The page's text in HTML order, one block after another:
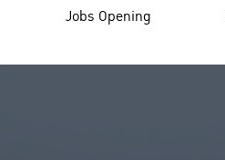
Jobs Opening